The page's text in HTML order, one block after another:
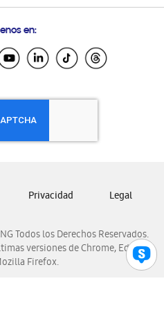
Ecuador
El Salvador
Honduras
Nicaragua
Panamá
Venezuela
en:
Todos los Derechos Reservados.
versiones de Chrome, Edge,
Firefox.
Privacidad Legal